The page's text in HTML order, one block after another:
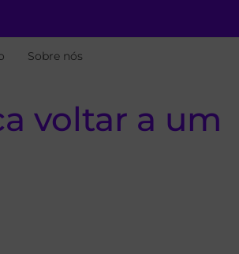
Sobre nós
voltar a um